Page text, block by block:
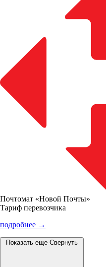
Почтомат «Новой Почты»
Тариф перевозчика
подробнее →
Показать еще Свернуть